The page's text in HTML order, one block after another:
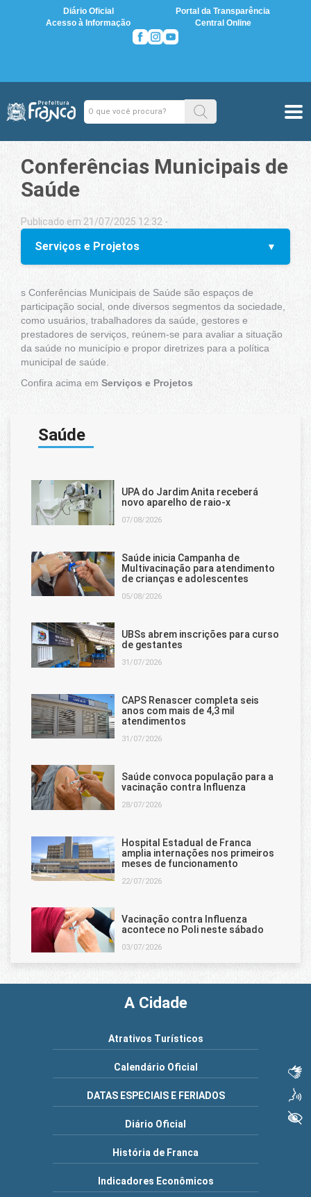
Diário Oficial
Portal da Transparência
Acesso à Informação
Central Online
Conferências Municipais de
Saúde
Publicado em 21/07/2025 12:32 -
Serviços e Projetos
s Conferências Municipais de Saúde são espaços de
participação social, onde diversos segmentos da sociedade,
como usuários, trabalhadores da saúde, gestores e
prestadores de serviços, reúnem-se para avaliar a situação
da saúde no município e propor diretrizes para a política
municipal de saúde.
Confira acima em Serviços e Projetos
Saúde
UPA do Jardim Anita receberá
novo aparelho de raio-x
07/08/2026
Saúde inicia Campanha de
Multivacinação para atendimento
de crianças e adolescentes
05/08/2026
UBSs abrem inscrições para curso
de gestantes
31/07/2026
CAPS Renascer completa seis
anos com mais de 4,3 mil
atendimentos
31/07/2026
Saúde convoca população para a
vacinação contra Influenza
28/07/2026
Hospital Estadual de Franca
amplia internações nos primeiros
meses de funcionamento
22/07/2026
Vacinação contra Influenza
acontece no Poli neste sábado
03/07/2026
A Cidade
Atrativos Turísticos
Calendário Oficial
DATAS ESPECIAIS E FERIADOS
Diário Oficial
História de Franca
Indicadores Econômicos
+ Acessibilidade